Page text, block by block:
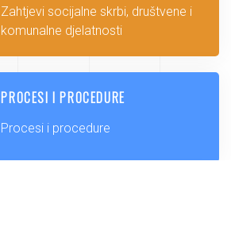
Zahtjevi socijalne skrbi, društvene i
komunalne djelatnosti
PROCESI I PROCEDURE
Procesi i procedure